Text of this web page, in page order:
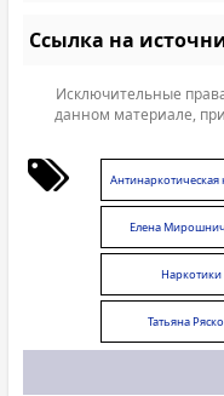
Ссылка на
Исключительные
данном материале,
Антинаркотическая
Елена
Наркотики
Татьяна